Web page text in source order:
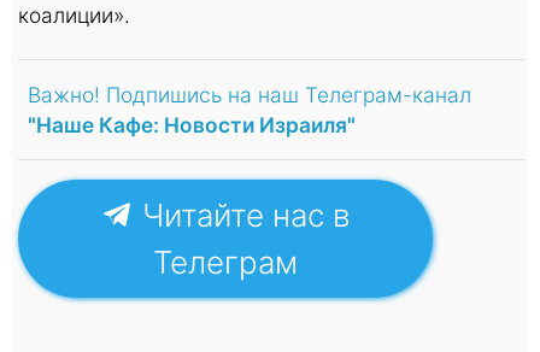
коалиции».
Важно! Подпишись на наш Телеграм-канал
"Наше Кафе: Новости Израиля"
Читайте нас в
Телеграм